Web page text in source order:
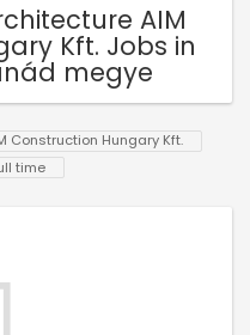
AIM
Kft. Jobs in
megye
Construction Hungary Kft.
time